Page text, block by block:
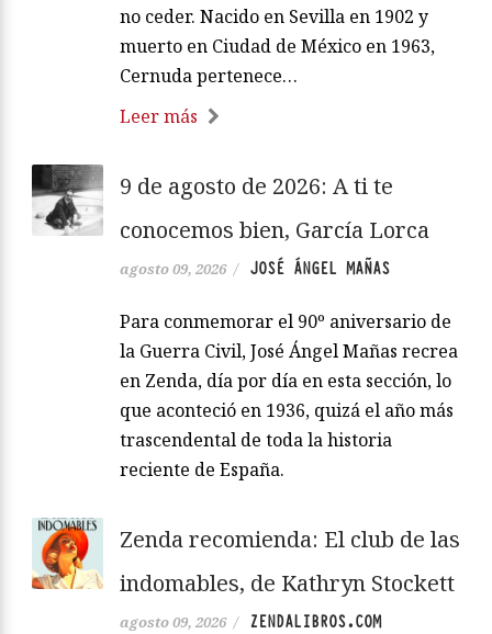
no ceder. Nacido en Sevilla en 1902 y
muerto en Ciudad de México en 1963,
Cernuda pertenece…
Leer más
9 de agosto de 2026: A ti te
conocemos bien, García Lorca
agosto 09, 2026 / JOSÉ ÁNGEL MAÑAS
Para conmemorar el 90º aniversario de
la Guerra Civil, José Ángel Mañas recrea
en Zenda, día por día en esta sección, lo
que aconteció en 1936, quizá el año más
trascendental de toda la historia
reciente de España.
Zenda recomienda: El club de las
indomables, de Kathryn Stockett
agosto 09, 2026 / ZENDALIBROS.COM